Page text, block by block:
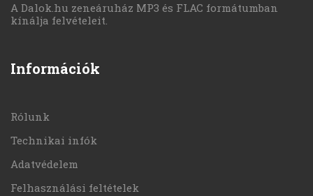
A Dalok.hu zeneáruház MP3 és FLAC formátumban
kínálja felvételeit.
Információk
Rólunk
Technikai infók
Adatvédelem
Felhasználási feltételek